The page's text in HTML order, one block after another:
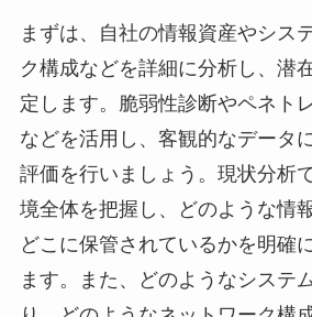
まずは、自社の情報資産やシス
ク構成などを詳細に分析し、潜
定します。脆弱性診断やペネト
などを活用し、客観的なデータ
評価を行いましょう。現状分析
境全体を把握し、どのような情
どこに保管されているかを明確
ます。また、どのようなシステ